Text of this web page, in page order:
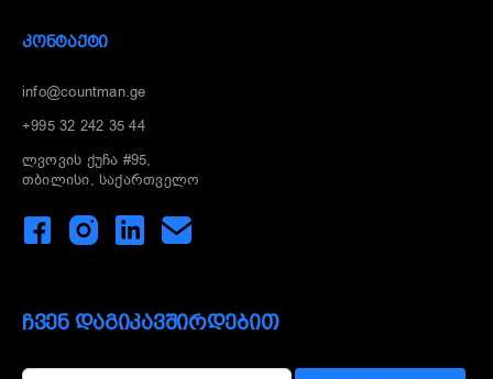
ᲙᲝᲜᲢᲐᲥᲢᲘ
info@countman.ge
+995 32 242 35 44
ლვოვის ქუჩა #95,
თბილისი, საქართველო
ᲩᲕᲔᲜ ᲓᲐᲒᲘᲙᲐᲕᲨᲘᲠᲓᲔᲑᲘᲗ